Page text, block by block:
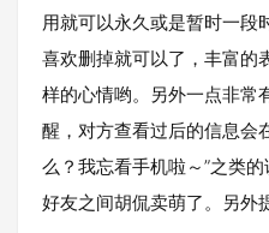
用就可以永久或是暂时一段
喜欢删掉就可以了，丰富的
样的心情哟。另外一点非常
醒，对方查看过后的信息会
么？我忘看手机啦～”之类
好友之间胡侃卖萌了。另外